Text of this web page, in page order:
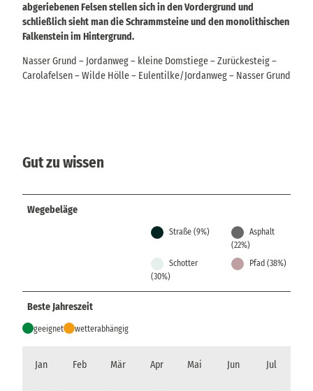
abgeriebenen Felsen stellen sich in den Vordergrund und
schließlich sieht man die Schrammsteine und den monolithischen
Falkenstein im Hintergrund.
Nasser Grund – Jordanweg – kleine Domstiege – Zurückesteig –
Carolafelsen – Wilde Hölle – Eulentilke/Jordanweg – Nasser Grund
Gut zu wissen
Wegebeläge
Straße (9%)
Asphalt
(22%)
Schotter
(30%)
Pfad (38%)
Beste Jahreszeit
geeignet wetterabhängig
Jan Feb Mär Apr Mai Jun Jul